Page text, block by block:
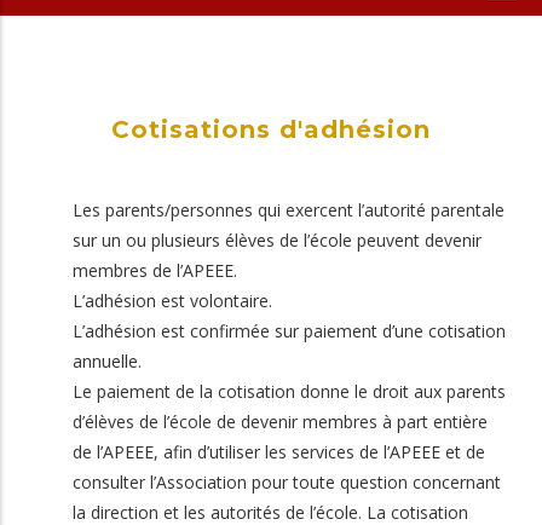
Cotisations d'adhésion
Les parents/personnes qui exercent l’autorité parentale
sur un ou plusieurs élèves de l’école peuvent devenir
membres de l’APEEE.
L’adhésion est volontaire.
L’adhésion est confirmée sur paiement d’une cotisation
annuelle.
Le paiement de la cotisation donne le droit aux parents
d’élèves de l’école de devenir membres à part entière
de l’APEEE, afin d’utiliser les services de l’APEEE et de
consulter l’Association pour toute question concernant
la direction et les autorités de l’école. La cotisation